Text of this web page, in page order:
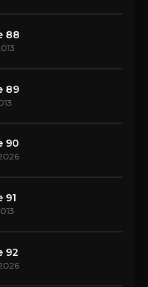
88
89
90
91
92